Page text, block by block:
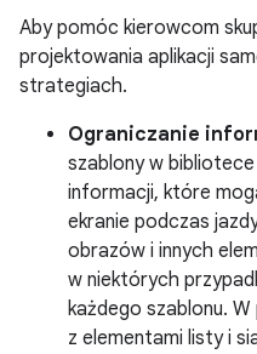
Aby pomóc kierowcom
projektowania aplikacji
strategiach.
Ograniczanie
szablony w
informacji, które
ekranie podczas
obrazów i innych
w niektórych
każdego szablonu.
z elementami listy i